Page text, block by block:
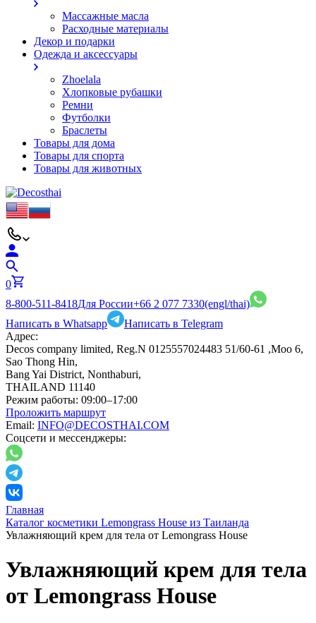
Массажные масла
Расходные материалы
Декор и подарки
Одежда и аксессуары
Zhoelala
Хлопковые рубашки
Ремни
Футболки
Браслеты
Товары для дома
Товары для спорта
Товары для животных
0
8-800-511-8418Для России+66 2 077 7330(engl/thai)
Написать в Whatsapp
Написать в Telegram
Адрес:
Decos company limited, Reg.N 0125557024483 51/60-61 ,Moo 6,
Sao Thong Hin,
Bang Yai District, Nonthaburi,
THAILAND 11140
Режим работы: 09:00–17:00
Проложить маршрут
Email: INFO@DECOSTHAI.COM
Соцсети и мессенджеры:
Главная
Каталог косметики Lemongrass House из Таиланда
Увлажняющий крем для тела от Lemongrass House
Увлажняющий крем для тела
от Lemongrass House